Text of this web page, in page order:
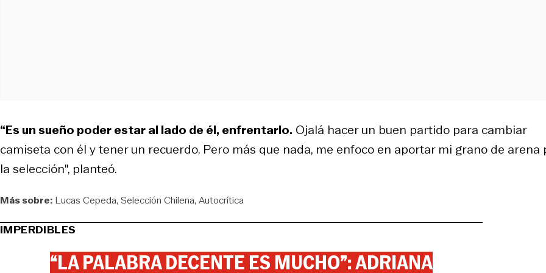
“Es un sueño poder estar al lado de él, enfrentarlo. Ojalá hacer un buen partido para cambiar
camiseta con él y tener un recuerdo. Pero más que nada, me enfoco en aportar mi grano de arena
la selección", planteó.
Más sobre: Lucas Cepeda Selección Chilena Autocrítica
IMPERDIBLES
“LA PALABRA DECENTE ES MUCHO”: ADRIANA